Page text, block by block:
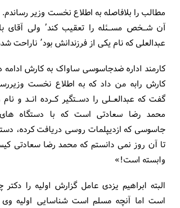
مطالب را بلافاصله به اطلاع نخست وزیر
آن شـخص مسـئله را
عبدالعلی که نام یکی از فرزندانش بود٬ ناراحت شده بود.
کارمند اداره ضدجاسوسی ساواک به کارش ادامه
کارش رابه من داد که به اطلاع نخست
گفت که عبدالعـلی را دسـتگیر کـرده انـد و
محمد رضا سعادتی است که با دستگاه
جاسوسی که ازدیپلمات روسی دریافت کرده،
تا آن روز نمی دانستم که محمد رضا سعادتی
وابسته است!»
البته ابراهیم یزدی عامل گزارش اولیه را
است اما آنچه مسلم است شناسایی اولیه